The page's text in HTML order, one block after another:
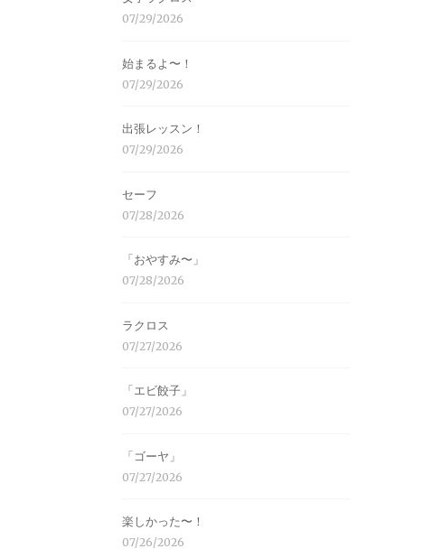
07/29/2026
始まるよ〜！
07/29/2026
出張レッスン！
07/29/2026
セーフ
07/28/2026
「おやすみ〜」
07/28/2026
ラクロス
07/27/2026
「エビ餃子」
07/27/2026
「ゴーヤ」
07/27/2026
楽しかった〜！
07/26/2026